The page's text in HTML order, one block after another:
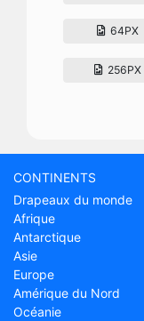
64PX
256PX
CONTINENTS
Drapeaux du monde
Afrique
Antarctique
Asie
Europe
Amérique du Nord
Océanie